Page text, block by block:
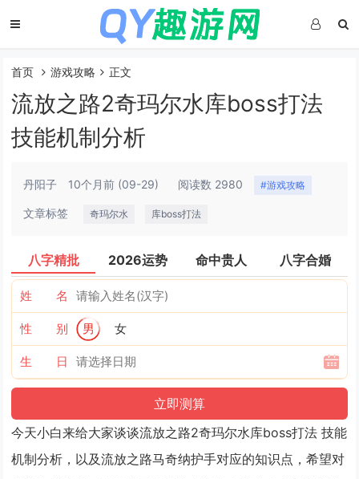
首页 游戏攻略 正文
流放之路2奇玛尔水库boss打法
技能机制分析
丹阳子 10个月前 (09-29) 阅读数 2980 #游戏攻略
文章标签 奇玛尔水 库boss打法
八字精批 2026运势 命中贵人 八字合婚
姓 名
性 别 男 女
生 日
今天小白来给大家谈谈流放之路2奇玛尔水库boss打法 技能
机制分析，以及流放之路马奇纳护手对应的知识点，希望对